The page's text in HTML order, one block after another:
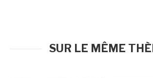
SUR LE MÊME